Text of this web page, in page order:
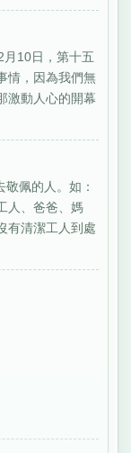
10日，第十五
情，因為我們無
激動人心的開幕
佩的人。如：
人、爸爸、媽
有清潔工人到處